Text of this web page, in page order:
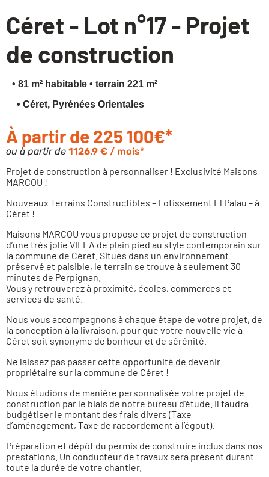
Financez votre projet
Céret - Lot n°17 - Projet
de construction
• 81 m² habitable • terrain 221 m²
• Céret, Pyrénées Orientales
À partir de 225 100€*
ou à partir de 1126.9 € / mois*
Projet de construction à personnaliser ! Exclusivité Maisons
MARCOU !
Nouveaux Terrains Constructibles – Lotissement El Palau – à
Céret !
Maisons MARCOU vous propose ce projet de construction
d’une très jolie VILLA de plain pied au style contemporain sur
la commune de Céret. Situés dans un environnement
préservé et paisible, le terrain se trouve à seulement 30
minutes de Perpignan.
Vous y retrouverez à proximité, écoles, commerces et
services de santé.
Nous vous accompagnons à chaque étape de votre projet, de
la conception à la livraison, pour que votre nouvelle vie à
Céret soit synonyme de bonheur et de sérénité.
Ne laissez pas passer cette opportunité de devenir
propriétaire sur la commune de Céret !
Nous étudions de manière personnalisée votre projet de
construction par le biais de notre bureau d’étude. Il faudra
budgétiser le montant des frais divers (Taxe
d’aménagement, Taxe de raccordement à l’égout).
Préparation et dépôt du permis de construire inclus dans nos
prestations. Un conducteur de travaux sera présent durant
toute la durée de votre chantier.